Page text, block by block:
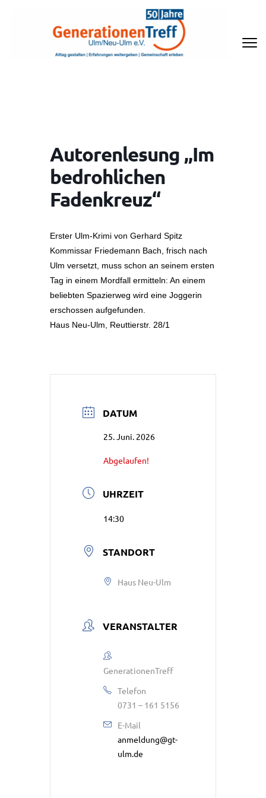
Autorenlesung „Im
bedrohlichen
Fadenkreuz“
Erster Ulm-Krimi von Gerhard Spitz
Kommissar Friedemann Bach, frisch nach
Ulm versetzt, muss schon an seinem ersten
Tag in einem Mordfall ermitteln: An einem
beliebten Spazierweg wird eine Joggerin
erschossen aufgefunden.
Haus Neu-Ulm, Reuttierstr. 28/1
DATUM
25. Juni. 2026
Abgelaufen!
UHRZEIT
14:30
STANDORT
Haus Neu-Ulm
VERANSTALTER
GenerationenTreff
Telefon
0731 – 161 5156
E-Mail
anmeldung@gt-
ulm.de